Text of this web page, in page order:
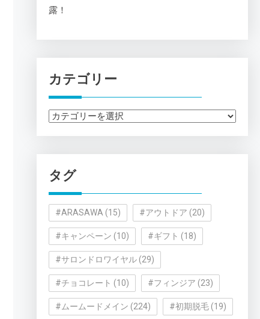
露！
カテゴリー
カ
ー
タグ
#ARASAWA (15) #アウトドア (20)
#キャンペーン (10) #ギフト (18)
#サロンドロワイヤル(29)
#チョコレート (10) #フィンジア (23)
#ムームードメイン (224) #初期脱毛(19)